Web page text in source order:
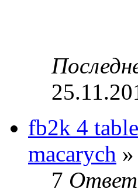
fb2k 4
macarych
7